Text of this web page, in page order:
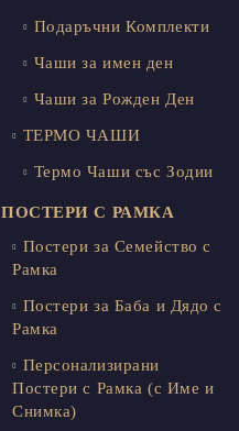
Подаръчни Комплекти
Чаши за имен ден
Чаши за Рожден Ден
ТЕРМО ЧАШИ
Термо Чаши със Зодии
ПОСТЕРИ С РАМКА
Постери за Семейство с
Рамка
Постери за Баба и Дядо с
Рамка
Персонализирани
Постери с Рамка (с Име и
Снимка)